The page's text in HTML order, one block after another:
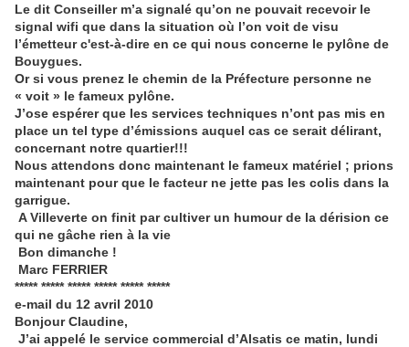
Le dit Conseiller m’a signalé qu’on ne pouvait recevoir le
signal wifi que dans la situation où l’on voit de visu
l’émetteur c'est-à-dire en ce qui nous concerne le pylône de
Bouygues.
Or si vous prenez le chemin de la Préfecture personne ne
« voit » le fameux pylône.
J’ose espérer que les services techniques n’ont pas mis en
place un tel type d’émissions auquel cas ce serait délirant,
concernant notre quartier!!!
Nous attendons donc maintenant le fameux matériel ; prions
maintenant pour que le facteur ne jette pas les colis dans la
garrigue.
A Villeverte on finit par cultiver un humour de la dérision ce
qui ne gâche rien à la vie
Bon dimanche !
Marc FERRIER
***** ***** ***** ***** ***** *****
e-mail du 12 avril 2010
Bonjour Claudine,
J’ai appelé le service commercial d’Alsatis ce matin, lundi